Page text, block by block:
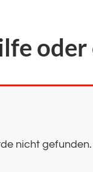
nicht gefunden.